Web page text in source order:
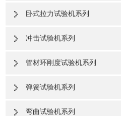
卧式拉力试验机系列
冲击试验机系列
管材环刚度试验机系列
弹簧试验机系列
弯曲试验机系列